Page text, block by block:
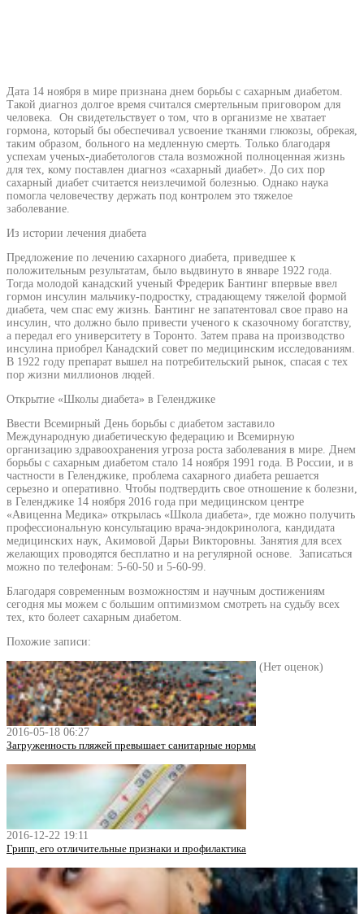
Дата 14 ноября в мире признана днем борьбы с сахарным диабетом.
Такой диагноз долгое время считался смертельным приговором для
человека. Он свидетельствует о том, что в организме не хватает
гормона, который бы обеспечивал усвоение тканями глюкозы, обрекая,
таким образом, больного на медленную смерть. Только благодаря
успехам ученых-диабетологов стала возможной полноценная жизнь
для тех, кому поставлен диагноз «сахарный диабет». До сих пор
сахарный диабет считается неизлечимой болезнью. Однако наука
помогла человечеству держать под контролем это тяжелое
заболевание.
Из истории лечения диабета
Предложение по лечению сахарного диабета, приведшее к
положительным результатам, было выдвинуто в январе 1922 года.
Тогда молодой канадский ученый Фредерик Бантинг впервые ввел
гормон инсулин мальчику-подростку, страдающему тяжелой формой
диабета, чем спас ему жизнь. Бантинг не запатентовал свое право на
инсулин, что должно было привести ученого к сказочному богатству,
а передал его университету в Торонто. Затем права на производство
инсулина приобрел Канадский совет по медицинским исследованиям.
В 1922 году препарат вышел на потребительский рынок, спасая с тех
пор жизни миллионов людей.
Открытие «Школы диабета» в Геленджике
Ввести Всемирный День борьбы с диабетом заставило
Международную диабетическую федерацию и Всемирную
организацию здравоохранения угроза роста заболевания в мире. Днем
борьбы с сахарным диабетом стало 14 ноября 1991 года. В России, и в
частности в Геленджике, проблема сахарного диабета решается
серьезно и оперативно. Чтобы подтвердить свое отношение к болезни,
в Геленджике 14 ноября 2016 года при медицинском центре
«Авиценна Медика» открылась «Школа диабета», где можно получить
профессиональную консультацию врача-эндокринолога, кандидата
медицинских наук, Акимовой Дарьи Викторовны. Занятия для всех
желающих проводятся бесплатно и на регулярной основе. Записаться
можно по телефонам: 5-60-50 и 5-60-99.
Благодаря современным возможностям и научным достижениям
сегодня мы можем с большим оптимизмом смотреть на судьбу всех
тех, кто болеет сахарным диабетом.
Похожие записи:
2016-05-18 06:27
Загруженность пляжей превышает санитарные нормы
2016-12-22 19:11
Грипп, его отличительные признаки и профилактика
(Нет оценок)